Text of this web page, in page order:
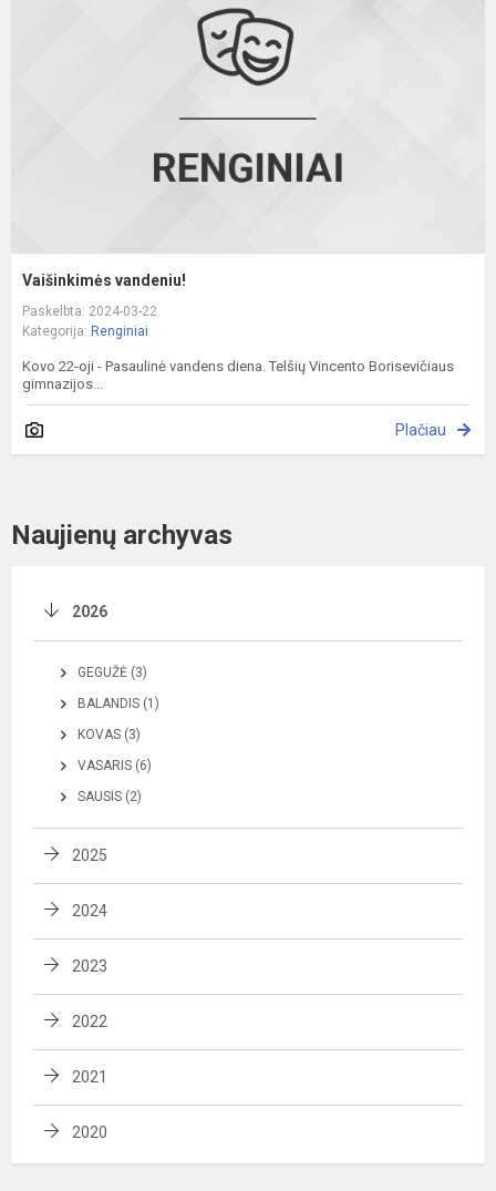
Vaišinkimės vandeniu!
Paskelbta: 2024-03-22
Kategorija: Renginiai
Kovo 22-oji - Pasaulinė vandens diena. Telšių Vincento Borisevičiaus
gimnazijos...
Plačiau
Naujienų archyvas
2026
GEGUŽĖ (3)
BALANDIS (1)
KOVAS (3)
VASARIS (6)
SAUSIS (2)
2025
2024
2023
2022
2021
2020